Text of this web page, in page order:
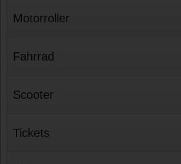
Motorroller
Fahrrad
Scooter
Tickets